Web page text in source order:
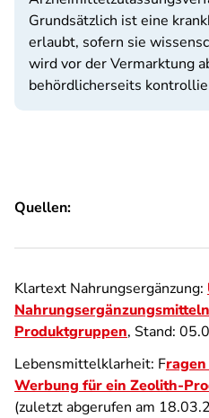
Grundsätzlich ist eine
erlaubt, sofern sie
wird vor der Vermarktung
behördlicherseits
Quellen:
Klartext Nahrungsergänzung:
Produktgruppen, Stand:
Lebensmittelklarheit: F
Werbung für ein Zeolith-
(zuletzt abgerufen am